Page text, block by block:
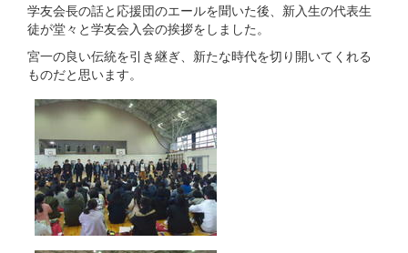
学友会長の話と応援団のエールを聞いた後、新入生の代表生
徒が堂々と学友会入会の挨拶をしました。
宮一の良い伝統を引き継ぎ、新たな時代を切り開いてくれる
ものだと思います。